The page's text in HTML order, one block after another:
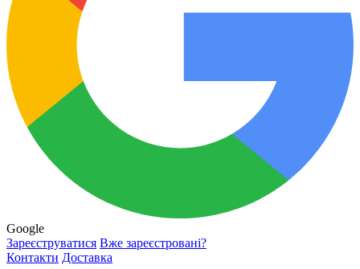
Google
Зареєструватися Вже зареєстровані?
Контакти Доставка